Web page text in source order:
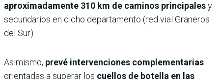
aproximadamente 310 km de caminos principalesy
secundarios en dicho departamento (red vial Graneros
del Sur).
Asimismo, prevé intervenciones complementarias
orientadas a superar los cuellos de botella en las